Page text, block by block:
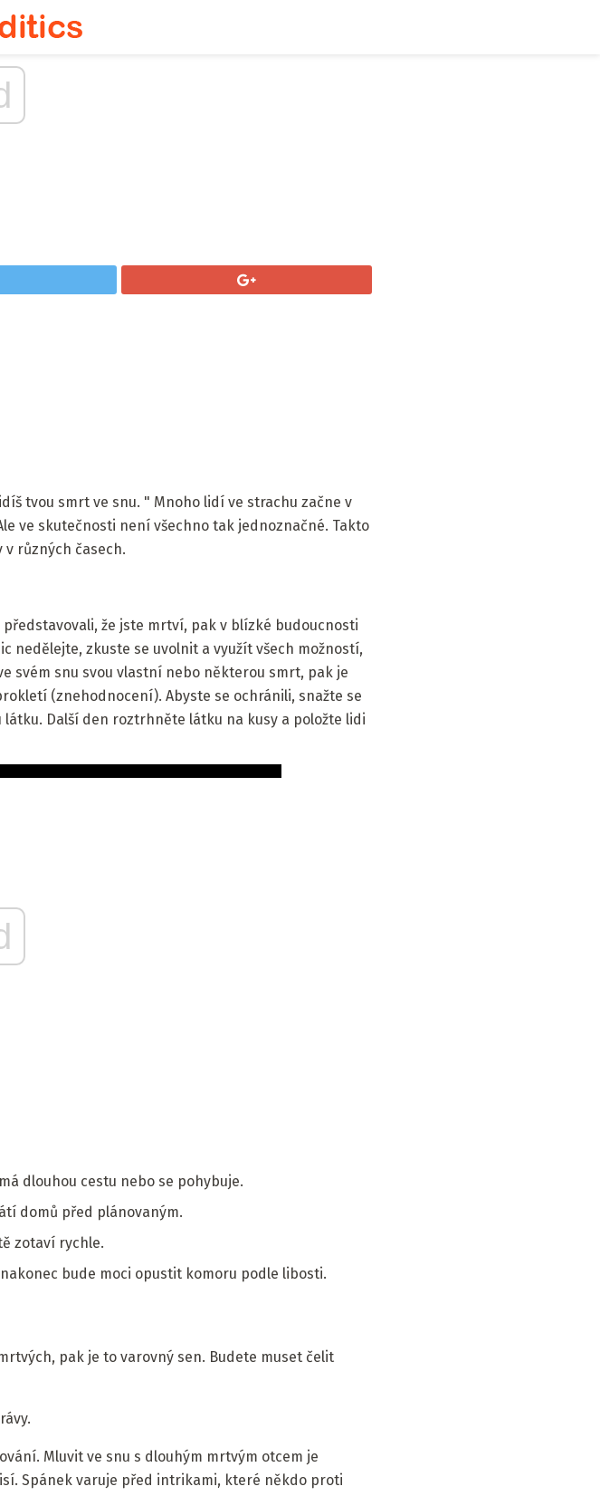
tvou smrt ve snu. " Mnoho lidí ve strachu začne v
ve skutečnosti není všechno tak jednoznačné. Takto
různých časech.
že jste mrtví, pak v blízké budoucnosti
nedělejte, zkuste se uvolnit a využít všech možností,
svém snu svou vlastní nebo některou smrt, pak je
(znehodnocení). Abyste se ochránili, snažte se
Další den roztrhněte látku na kusy a položte lidi
dlouhou cestu nebo se pohybuje.
domů před plánovaným.
zotaví rychle.
bude moci opustit komoru podle libosti.
pak je to varovný sen. Budete muset čelit
Mluvit ve snu s dlouhým mrtvým otcem je
Spánek varuje před intrikami, které někdo proti